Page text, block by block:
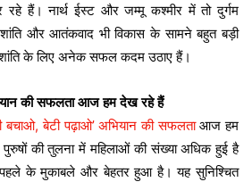
हैं। नार्थ ईस्ट और जम्मू कश्मीर में तो दुर्गम
और आतंकवाद भी विकास के सामने बहुत बड़ी
शांति के लिए अनेक सफल कदम उठाए हैं।
की सफलता आज हम देख रहे हैं
बचाओ, बेटी पढ़ाओ’ अभियान की सफलताआज हम
की तुलना में महिलाओं की संख्या अधिक हुई है
पहले के मुकाबले और बेहतर हुआ है। यह सुनिश्चित